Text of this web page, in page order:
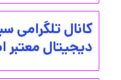
کانال تلگرامی
دیجیتال